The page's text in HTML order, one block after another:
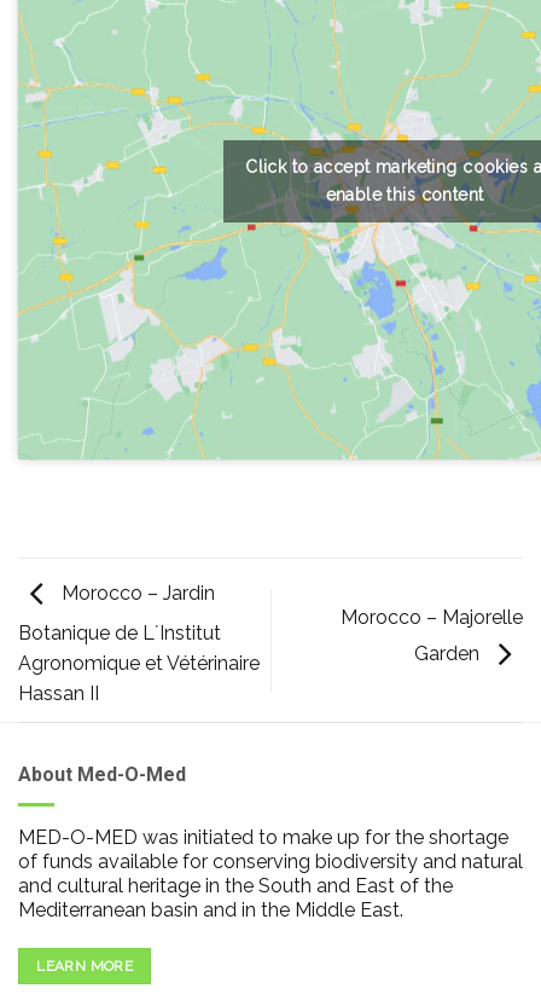
Click to accept marketing cookies
enable this content
Morocco – Jardin
Botanique de L´Institut
Agronomique et Vétérinaire
Hassan II
Morocco – Majorelle
Garden
About Med-O-Med
MED-O-MED was initiated to make up for the shortage
of funds available for conserving biodiversity and natural
and cultural heritage in the South and East of the
Mediterranean basin and in the Middle East.
LEARN MORE